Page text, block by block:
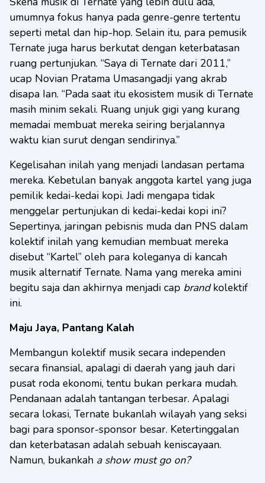
umumnya fokus hanya pada genre-genre tertentu
seperti metal dan hip-hop. Selain itu, para pemusik
Ternate juga harus berkutat dengan keterbatasan
ruang pertunjukan. “Saya di Ternate dari 2011,”
ucap Novian Pratama Umasangadji yang akrab
disapa Ian. “Pada saat itu ekosistem musik di Ternate
masih minim sekali. Ruang unjuk gigi yang kurang
memadai membuat mereka seiring berjalannya
waktu kian surut dengan sendirinya.”
Kegelisahan inilah yang menjadi landasan pertama
mereka. Kebetulan banyak anggota kartel yang juga
pemilik kedai-kedai kopi. Jadi mengapa tidak
menggelar pertunjukan di kedai-kedai kopi ini?
Sepertinya, jaringan pebisnis muda dan PNS dalam
kolektif inilah yang kemudian membuat mereka
disebut “Kartel” oleh para koleganya di kancah
musik alternatif Ternate. Nama yang mereka amini
begitu saja dan akhirnya menjadi cap brandkolektif
ini.
Maju Jaya, Pantang Kalah
Membangun kolektif musik secara independen
secara finansial, apalagi di daerah yang jauh dari
pusat roda ekonomi, tentu bukan perkara mudah.
Pendanaan adalah tantangan terbesar. Apalagi
secara lokasi, Ternate bukanlah wilayah yang seksi
bagi para sponsor-sponsor besar. Ketertinggalan
dan keterbatasan adalah sebuah keniscayaan.
Namun, bukankah a show must go on?